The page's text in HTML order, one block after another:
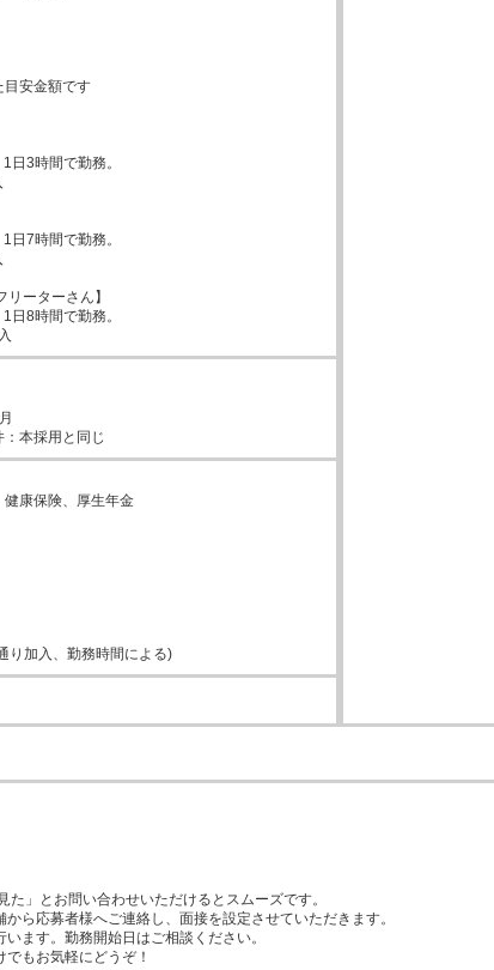
目安金額です
日3時間で勤務。
日7時間で勤務。
リーターさん】
日8時間で勤務。
健康保険、厚生年金
り加入、勤務時間による)
た」とお問い合わせいただけるとスムーズです。
から応募者様へご連絡し、面接を設定させていただきます。
ます。勤務開始日はご相談ください。
もお気軽にどうぞ！